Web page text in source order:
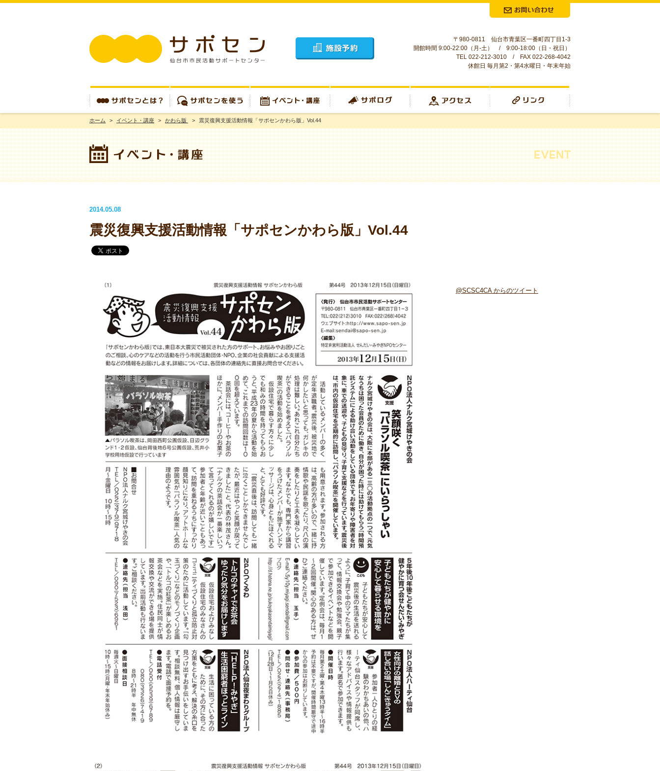
〒980-0811 仙台市青葉区一番町四丁目1-3
開館時間 9:00-22:00（月-土） / 9:00-18:00（日・祝日）
TEL 022-212-3010 / FAX 022-268-4042
休館日 毎月第2・第4水曜日・年末年始
サポセンとは？ サポセンを使う イベント・講座 サポログ アクセス リンク
ホーム > イベント・講座 > かわら版 > 震災復興支援活動情報「サポセンかわら版」Vol.44
2014.05.08
震災復興支援活動情報「サポセンかわら版」Vol.44
@SCSC4CA からのツイート